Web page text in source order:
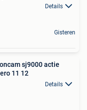
Details
Gisteren
sj9000 actie
11 12
Details